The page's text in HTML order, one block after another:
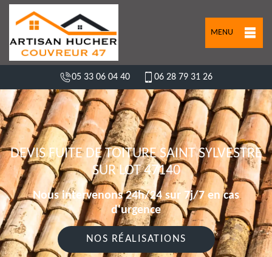
MENU
05 33 06 04 40 06 28 79 31 26
DEVIS FUITE DE TOITURE SAINT SYLVESTRE
SUR LOT 47140
Nous intervenons 24h/24 sur 7j/7 en cas
d'urgence
NOS RÉALISATIONS